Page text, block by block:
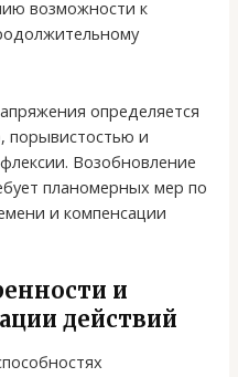
возможности к
определяется
порывистостью и
Возобновление
планомерных мер по
и компенсации
и
действий